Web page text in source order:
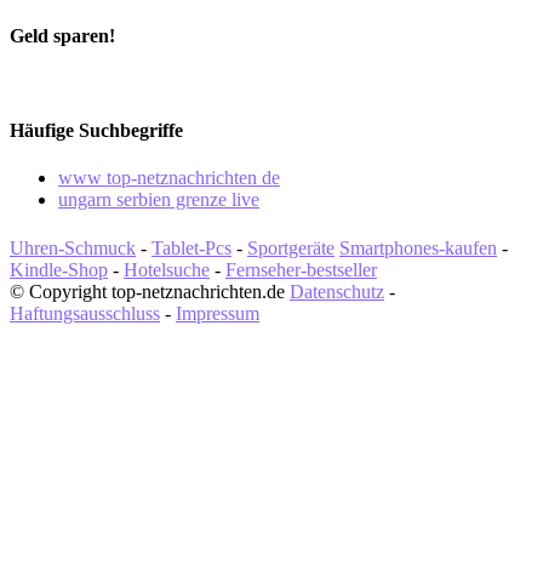
Geld sparen!
Häufige Suchbegriffe
www top-netznachrichten de
ungarn serbien grenze live
Uhren-Schmuck - Tablet-Pcs - Sportgeräte Smartphones-kaufen -
Kindle-Shop - Hotelsuche - Fernseher-bestseller
© Copyright top-netznachrichten.de Datenschutz -
Haftungsausschluss - Impressum